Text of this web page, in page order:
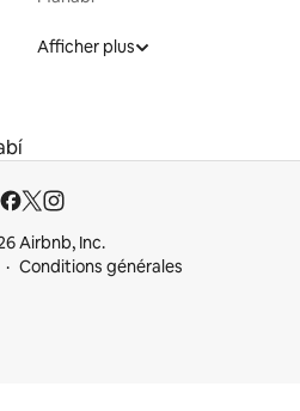
Afficher plus
Airbnb, Inc.
Conditions générales